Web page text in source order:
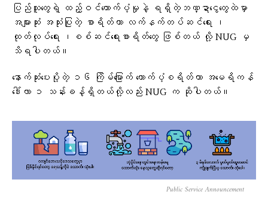
ပြည်သူ​တွေရဲ့ ထည့်ဝင်​ထောက်ပံ့မှုနဲ့ ရရှိတဲ့ဘဏ္ဍာ​​ငွေ​တွေထဲမှာ
အများဆုံး အသုံးပြုတဲ့ စာရိတ်​ဟာ လက်နက်တပ်ဆင်​ရေး ၊
ထုတ်လုပ်​ရေး ၊စစ်ဆင်​ရေးစာရိတ်​တွေ ဖြစ်တယ် လို့ NUG မှ
သိရပါတယ်။
နောက်ဆုံးပေးပို့တဲ့ ၁၆ ကြိမ်မြောက် ထောက်ပံ့စရိတ်ဟာ အမေရိကန်
ဒေါ်လာ ၁ သန်းခန့်ရှိတယ်လို့လည်း NUG က ဆိုပါတယ်။
Public Service Announcement